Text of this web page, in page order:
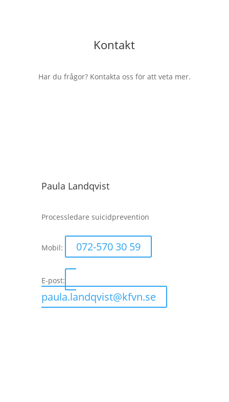
Kontakt
Har du frågor? Kontakta oss för att veta mer.
Paula Landqvist
Processledare suicidprevention
Mobil: 072-570 30 59
E-post:
paula.landqvist@kfvn.se